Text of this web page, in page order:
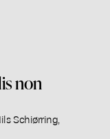
non
Schiørring,